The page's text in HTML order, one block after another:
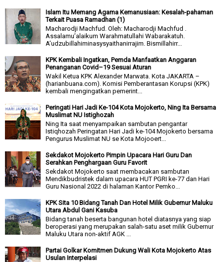
Islam Itu Memang Agama Kemanusiaan: Kesalah-pahaman
Terkait Puasa Ramadhan (1)
Macharodji Machfud. Oleh: Macharodji Machfud .
Assalamu’alaikum Warahmatullahi Wabarakatuh.
A’udzubillahiminasysyaithanirrajim. Bismillahirr...
KPK Kembali Ingatkan, Pemda Manfaatkan Anggaran
Penanganan Covid–19 Sesuai Aturan
Wakil Ketua KPK Alexander Marwata. Kota JAKARTA –
(harianbuana.com). Komisi Pemberantasan Korupsi (KPK)
kembali mengingatkan pemerint...
Peringati Hari Jadi Ke-104 Kota Mojokerto, Ning Ita Bersama
Muslimat NU Istighozah
Ning Ita saat menyampaikan sambutan pengantar
Istiqhozah Peringatan Hari Jadi ke-104 Mojokerto bersama
Pengurus Muslimat NU se Kota Mojooert...
Sekdakot Mojokerto Pimpin Upacara Hari Guru Dan
Serahkan Penghargaan Guru Favorit
Sekdakot Mojokerto saat membacakan sambutan
Mendikbudristek dalam upacara HUT PGRI ke-77 dan Hari
Guru Nasional 2022 di halaman Kantor Pemko...
KPK Sita 10 Bidang Tanah Dan Hotel Milik Gubernur Maluku
Utara Abdul Gani Kasuba
Bidang tanah beserta bangunan hotel diatasnya yang siap
beroperasi yang merupakan salah-satu aset milik Gubernur
Maluku Utara non-aktif AGK ...
Partai Golkar Komitmen Dukung Wali Kota Mojokerto Atas
Usulan Interpelasi